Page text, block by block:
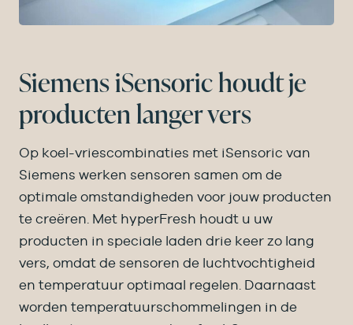
Siemens iSensoric houdt je
producten langer vers
Op koel-vriescombinaties met iSensoric van
Siemens werken sensoren samen om de
optimale omstandigheden voor jouw producten
te creëren. Met hyperFresh houdt u uw
producten in speciale laden drie keer zo lang
vers, omdat de sensoren de luchtvochtigheid
en temperatuur optimaal regelen. Daarnaast
worden temperatuurschommelingen in de